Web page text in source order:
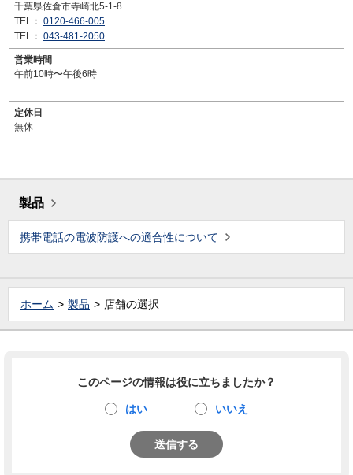
千葉県佐倉市寺崎北5-1-8
TEL： 0120-466-005
TEL： 043-481-2050
営業時間
午前10時〜午後6時
定休日
無休
製品
携帯電話の電波防護への適合性について
ホーム 製品 店舗の選択
このページの情報は役に立ちましたか？
はい いいえ
送信する